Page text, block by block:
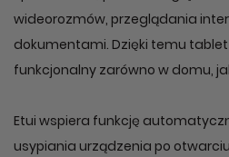
wideorozmów, przeglądania
dokumentami. Dzięki temu
funkcjonalny zarówno w domu,
Etui wspiera funkcję
usypiania urządzenia po